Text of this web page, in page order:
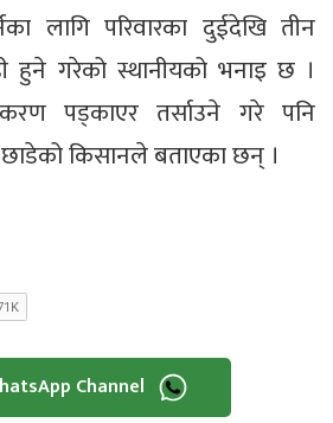
लागि परिवारका दुईदेखि तीन
हुने गरेको स्थानीयको भनाइ छ ।
पड्काएर तर्साउने गरे पनि
किसानले बताएका छन् ।
Channel